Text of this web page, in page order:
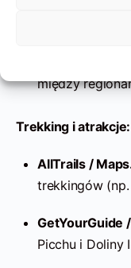
–
między
Trekking i atrakcje:
AllTrails /
trekkingów
GetYourGuide
Picchu i Doliny